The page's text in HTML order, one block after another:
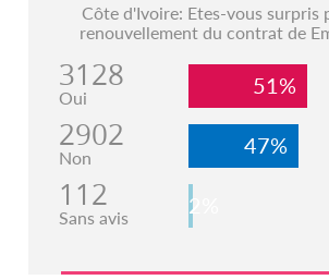
Côte d'Ivoire: Etes-vous surpris
renouvellement du contrat de
3128
Oui 51%
2902
Non 47%
112
Sans avis 2%